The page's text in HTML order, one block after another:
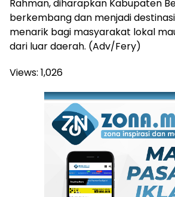
Rahman, diharapkan Kabupaten
berkembang dan menjadi
menarik bagi masyarakat lokal
dari luar daerah. (Adv/Fery)
Views: 1,026